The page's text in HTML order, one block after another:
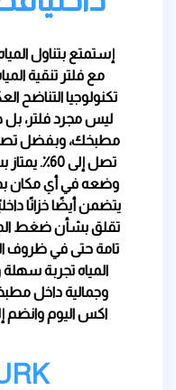
مع فلتر تنقية
تكنولوجيا التناضح
ليس مجرد فلتر، بل
مطبخك، وبفضل
تصل إلى
وضعه في أي مكان
يتضمن أيضًا خزانًا
تقلق بشأن ضغط
تامة حتى في ظروف
المياه تجربة
وجمالية داخل
اكس اليوم وانضم